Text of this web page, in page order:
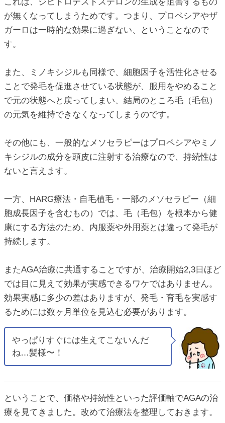
が無くなってしまうためです。つまり、プロペシアやザ
ガーロは一時的な効果に過ぎない、ということなので
す。
また、ミノキシジルも同様で、細胞因子を活性化させる
ことで発毛を促進させている状態が、服用をやめること
で元の状態へと戻ってしまい、結局のところ毛（毛包）
の元気を維持できなくなってしまうのです。
その他にも、一般的なメソセラピーはプロペシアやミノ
キシジルの成分を頭皮に注射する治療なので、持続性は
ないと言えます。
一方、HARG療法・自毛植毛・一部のメソセラピー（細
胞成長因子を含むもの）では、毛（毛包）を根本から健
康にする方法のため、内服薬や外用薬とは違って発毛が
持続します。
またAGA治療に共通することですが、治療開始2,3日ほど
では目に見えて効果が実感できるワケではありません。
効果実感に多少の差はありますが、発毛・育毛を実感す
るためには数ヶ月単位を見込む必要があります。
やっぱりすぐには生えてこないんだ
ね…髪様〜！
ということで、価格や持続性といった評価軸でAGAの治
療を見てきました。改めて治療法を整理しておきます。